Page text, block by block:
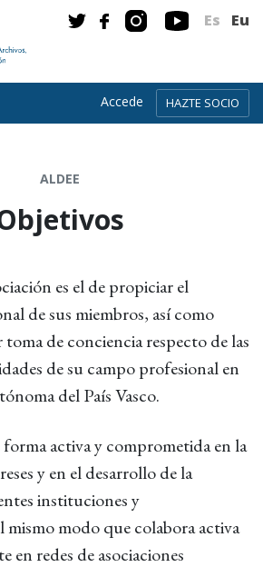
Es Eu
Accede HAZTE SOCIO
ALDEE
es el de propiciar el
de sus miembros, así como
de conciencia respecto de las
de su campo profesional en
del País Vasco.
activa y comprometida en la
y en el desarrollo de la
instituciones y
mismo modo que colabora activa
en redes de asociaciones